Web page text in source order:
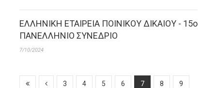
ΕΛΛΗΝΙΚΗ ΕΤΑΙΡΕΙΑ ΠΟΙΝΙΚΟΥ ΔΙΚΑΙΟΥ - 15ο
ΠΑΝΕΛΛΗΝΙΟ ΣΥΝΕΔΡΙΟ
7/10/2024
3 4 5 6 7 8 9